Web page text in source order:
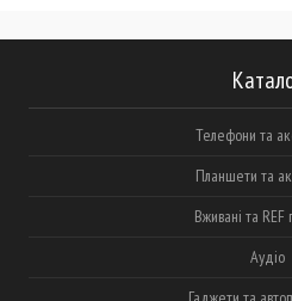
Телефони та
Планшети та
Вживані та REF
Аудіо